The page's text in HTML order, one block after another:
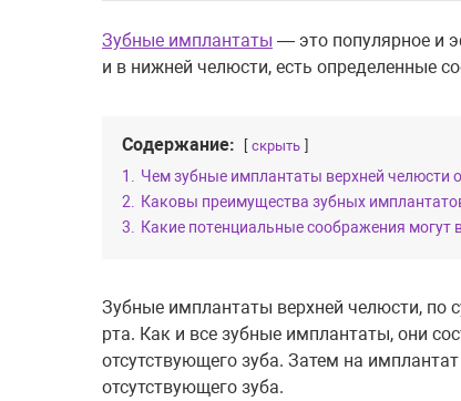
Зубные имплантаты — это популярное и
и в нижней челюсти, есть определенные
Содержание: скрыть
1. Чем зубные имплантаты верхней челюсти
2. Каковы преимущества зубных
3. Какие потенциальные соображения могут
Зубные имплантаты верхней челюсти, по
рта. Как и все зубные имплантаты, они
отсутствующего зуба. Затем на
отсутствующего зуба.